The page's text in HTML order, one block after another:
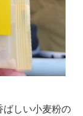
しい小麦粉の